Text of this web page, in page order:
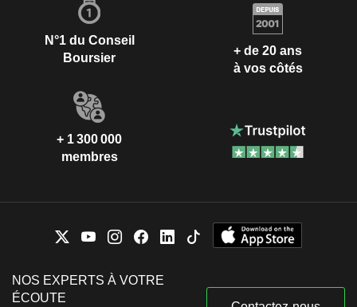
N°1 du Conseil
Boursier
+ de 20 ans
à vos côtés
+ 1 300 000
membres
NOS EXPERTS À VOTRE
ÉCOUTE